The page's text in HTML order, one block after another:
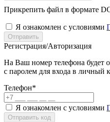
Прикрепить файл в формате
Я ознакомлен с условиями
Отправить
Регистрация/Авторизация
На Ваш номер телефона будет
с паролем для входа в личный
Телефон*
Я ознакомлен с условиями
Отправить код